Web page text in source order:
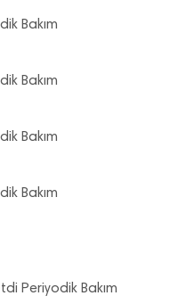
Bakım
Bakım
Bakım
Bakım
Periyodik Bakım